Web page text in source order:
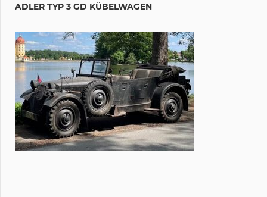
ADLER TYP 3 GD KÜBELWAGEN